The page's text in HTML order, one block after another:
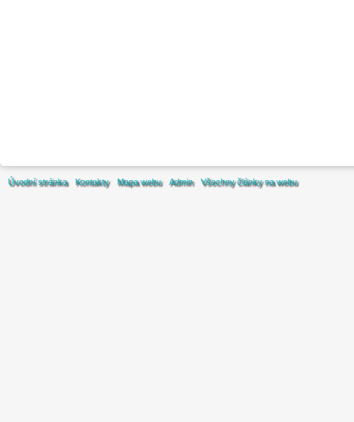
Úvodní stránka Kontakty Mapa webu Admin Všechny články na webu